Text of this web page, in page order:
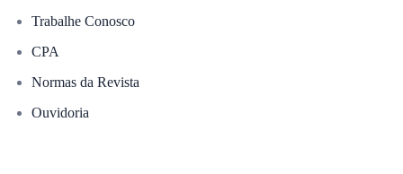
Trabalhe Conosco
CPA
Normas da Revista
Ouvidoria